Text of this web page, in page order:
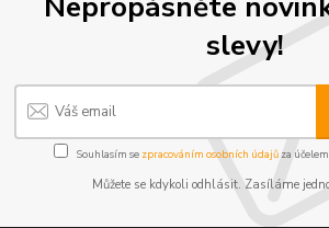
slevy!
Souhlasím se zpracováním osobních údajů za
Můžete se kdykoli odhlásit. Zasíláme